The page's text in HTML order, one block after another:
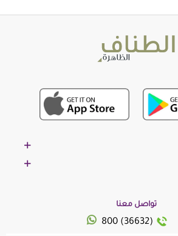
تواصل معنا
800 (36632)